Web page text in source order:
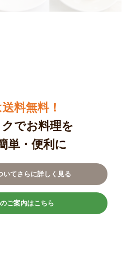
料無料！
でお料理を
単・便利に
いてさらに詳しく見る
ご案内はこちら